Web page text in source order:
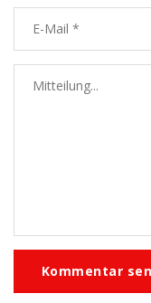
Kommentar